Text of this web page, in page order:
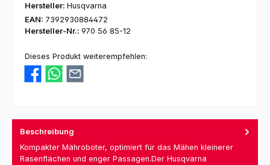
Hersteller: Husqvarna
EAN: 7392930884472
Hersteller-Nr.: 970 56 85-12
Dieses Produkt weiterempfehlen:
Beschreibung
Kompakter Mähroboter, optimiert für das Mähen kleinerer
Rasenflächen und enger Passagen.Der Husqvarna